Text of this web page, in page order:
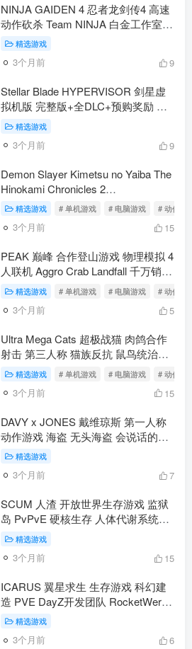
NINJA GAIDEN 4 忍者龙剑传4 高速
动作砍杀 Team NINJA 白金工作室
双主角 八云 隼龙 血楔 血鸦形态 饭纲
落 飞燕 XP Game Pass Steam 官方
中文 60G（动作冒险）
精选游戏
3个月前 9
Stellar Blade HYPERVISOR 剑星虚
拟机版 完整版+全DLC+预购奖励 官
方中文 动作冒险 SHIFT UP 伊芙 孽
奇拔 后末日 75G（动作冒险）
精选游戏
3个月前 9
Demon Slayer Kimetsu no Yaiba The
Hinokami Chronicles 2
HYPERVISOR 鬼灭之刃火之神血风
谭2 虚拟机版 漫改格斗 游郭篇 刀匠
村篇 柱训练篇 40角色 合体奥义 官方
中文 25G（动作冒险）
精选游戏 # 单机游戏 # 电脑游戏 # 动作冒
3个月前 15
PEAK 巅峰 合作登山游戏 物理模拟 4
人联机 Aggro Crab Landfall 千万销量
Steam特别好评（动作冒险）
精选游戏 # 单机游戏 # 电脑游戏 # 动作冒
3个月前 5
Ultra Mega Cats 超极战猫 肉鸽合作
射击 第三人称 猫族反抗 鼠鸟统治
PvE 竞技场 Steam抢先体验(动作冒
险）
精选游戏 # 单机游戏 # 电脑游戏 # 动作冒
3个月前 15
DAVY x JONES 戴维琼斯 第一人称
动作游戏 海盗 无头海盗 会说话的头
骨 活体船只 冥界复仇 Steam特别好
评（动作冒险）
精选游戏
3个月前 7
SCUM 人渣 开放世界生存游戏 监狱
岛 PvPvE 硬核生存 人体代谢系统
Gamepires 1.0正式版 PC（动作冒
险）
精选游戏
3个月前 15
ICARUS 翼星求生 生存游戏 科幻建
造 PVE DayZ开发团队 RocketWerkz
开放世界 多人合作 PC PS5
Xbox（动作冒险）
精选游戏
3个月前 6